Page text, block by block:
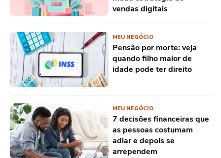
vendas digitais
MEU NEGÓCIO
Pensão por morte: veja
quando filho maior de
idade pode ter direito
MEU NEGÓCIO
7 decisões financeiras que
as pessoas costumam
adiar e depois se
arrependem